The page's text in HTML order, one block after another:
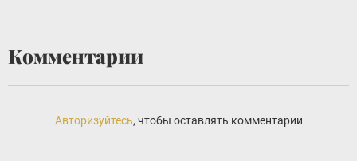
Комментарии
Авторизуйтесь, чтобы оставлять комментарии